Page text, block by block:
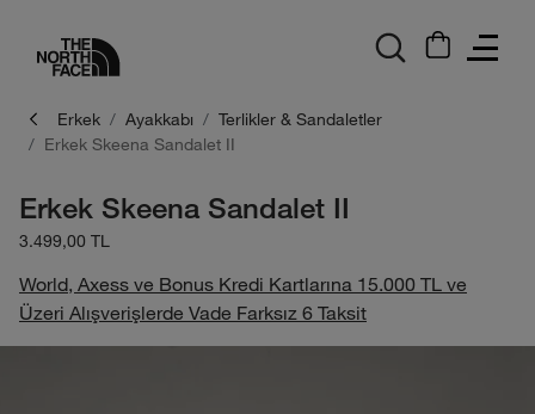
Erkek Ayakkabı
Terlikler & Sandaletler
Erkek Skeena Sandalet II
Erkek Skeena Sandalet II
3.499,00 TL
World, Axess ve Bonus Kredi Kartlarına 15.000 TL ve
Üzeri Alışverişlerde Vade Farksız 6 Taksit